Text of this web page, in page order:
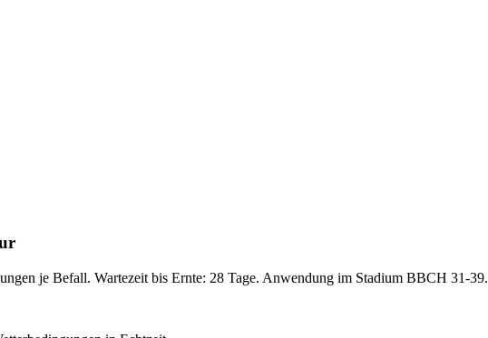
je Befall. Wartezeit bis Ernte: 28 Tage. Anwendung im Stadium BBCH 31-39.